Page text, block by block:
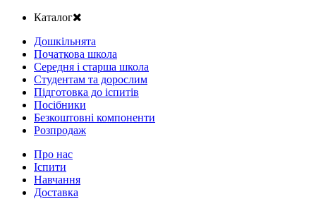
Каталог
Дошкільнята
Початкова школа
Середня і старша школа
Студентам та дорослим
Підготовка до іспитів
Посібники
Безкоштовні компоненти
Розпродаж
Про нас
Іспити
Навчання
Доставка